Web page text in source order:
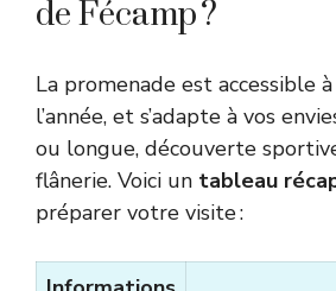
de Fécamp ?
La promenade est accessible
l’année, et s’adapte à vos
ou longue, découverte
flânerie. Voici un tableau
préparer votre visite :